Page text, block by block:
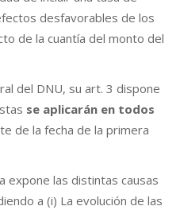
desfavorables de los
de la cuantía del monto del
del DNU, su art. 3 dispone
se aplicarán en todos
de la fecha de la primera
expone las distintas causas
a (i) La evolución de las